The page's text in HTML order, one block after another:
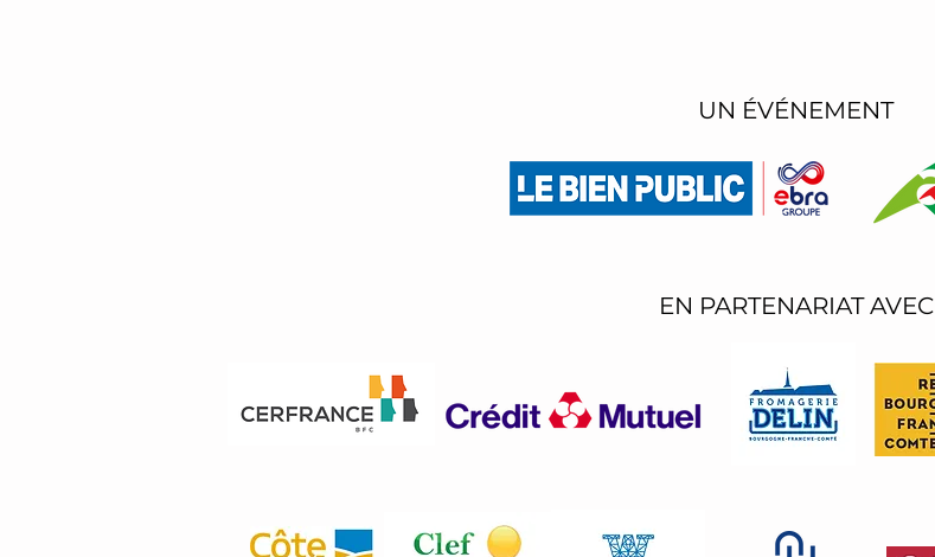
UN ÉVÉNEMENT
EN PARTENARIAT AVEC